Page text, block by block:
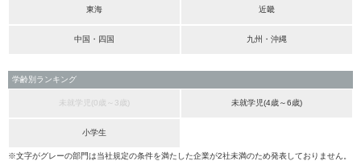
東海 近畿
中国・四国 九州・沖縄
学齢別ランキング
未就学児(0歳～3歳) 未就学児(4歳～6歳)
小学生
※文字がグレーの部門は当社規定の条件を満たした企業が2社未満のため発表しておりません。